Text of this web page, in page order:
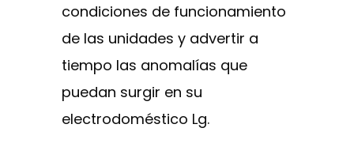
condiciones de funcionamiento
de las unidades y advertir a
tiempo las anomalías que
puedan surgir en su
electrodoméstico Lg.